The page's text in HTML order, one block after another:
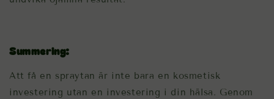
Summering:
Att få en spraytan är inte bara en kosmetisk
investering utan en investering i din hälsa. Genom